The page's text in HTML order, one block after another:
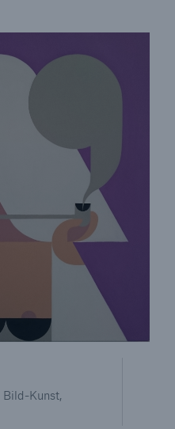
Kunst,
leistungsfähigen